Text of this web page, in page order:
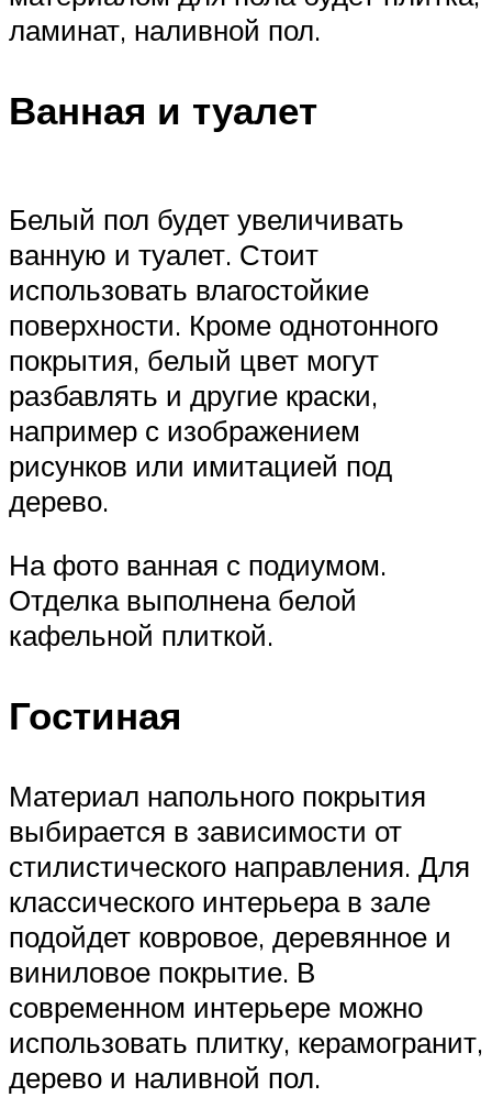
ламинат, наливной пол.
Ванная и туалет
Белый пол будет увеличивать
ванную и туалет. Стоит
использовать влагостойкие
поверхности. Кроме однотонного
покрытия, белый цвет могут
разбавлять и другие краски,
например с изображением
рисунков или имитацией под
дерево.
На фото ванная с подиумом.
Отделка выполнена белой
кафельной плиткой.
Гостиная
Материал напольного покрытия
выбирается в зависимости от
стилистического направления. Для
классического интерьера в зале
подойдет ковровое, деревянное и
виниловое покрытие. В
современном интерьере можно
использовать плитку, керамогранит,
дерево и наливной пол.